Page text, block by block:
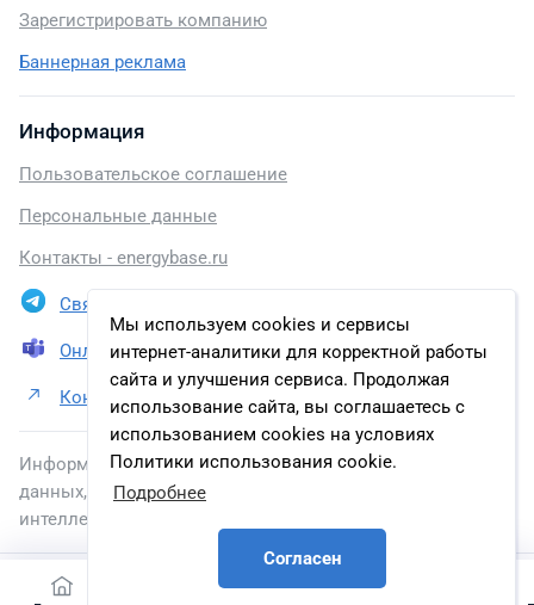
Мы используем cookies и сервисы
интернет-аналитики для корректной работы
сайта и улучшения сервиса. Продолжая
использование сайта, вы соглашаетесь с
использованием cookies на условиях
Политики использования cookie.
Подробнее
Согласен
Зарегистрировать компанию
Баннерная реклама
Информация
Пользовательское соглашение
Персональные данные
Контакты - energybase.ru
Связаться в Telegram
Онлайн презентация
Контакты Группа компаний «ЧЭАЗ»
Информация, размещенная на сайте, включена в базу
данных, зарегистрированную в Федеральной службе по
интеллектуальной собственности.
2026 © energybase.ru